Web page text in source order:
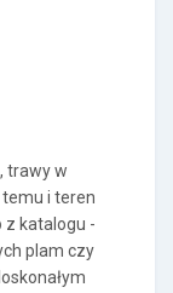
trawy w
temu i teren
z katalogu -
plam czy